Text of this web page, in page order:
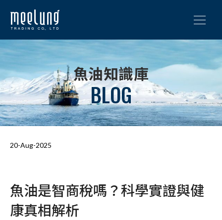
魚油知識庫
BLOG
20-Aug-2025
魚油是智商稅嗎？科學實證與健
康真相解析